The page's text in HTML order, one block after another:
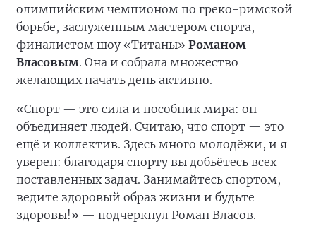
олимпийским чемпионом по греко-римской
борьбе, заслуженным мастером спорта,
финалистом шоу «Титаны» Романом
Власовым. Она и собрала множество
желающих начать день активно.
«Спорт — это сила и пособник мира: он
объединяет людей. Считаю, что спорт — это
ещё и коллектив. Здесь много молодёжи, и я
уверен: благодаря спорту вы добьётесь всех
поставленных задач. Занимайтесь спортом,
ведите здоровый образ жизни и будьте
здоровы!» — подчеркнул Роман Власов.